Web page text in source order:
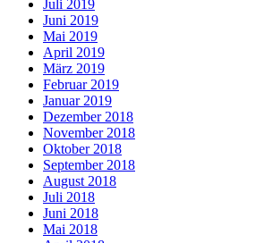
Juli 2019
Juni 2019
Mai 2019
April 2019
März 2019
Februar 2019
Januar 2019
Dezember 2018
November 2018
Oktober 2018
September 2018
August 2018
Juli 2018
Juni 2018
Mai 2018